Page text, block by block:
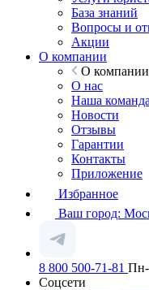
База знаний
Вопросы и
Акции
О компании
О компании
О нас
Наша команда
Новости
Отзывы
Гарантии
Контакты
Приложение
Избранное
Ваш город:
8 800 500-71-81 Пн-
Соцсети